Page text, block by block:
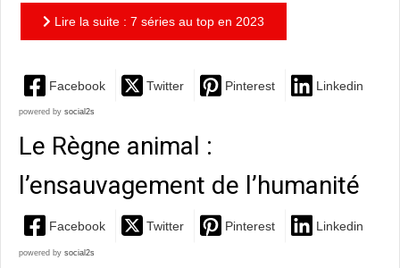
Lire la suite : 7 séries au top en 2023
Facebook Twitter Pinterest Linkedin
powered by social2s
Le Règne animal :
l’ensauvagement de l’humanité
Facebook Twitter Pinterest Linkedin
powered by social2s